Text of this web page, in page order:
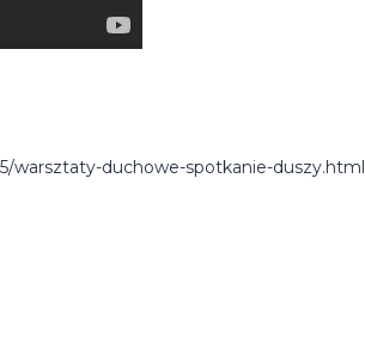
warsztaty-duchowe-spotkanie-duszy.html